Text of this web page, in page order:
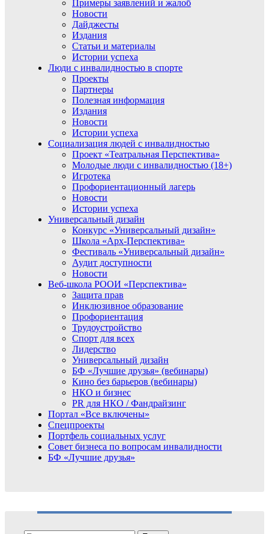
Примеры заявлений и жалоб
Новости
Дайджесты
Издания
Статьи и материалы
Истории успеха
Люди с инвалидностью в спорте
Проекты
Партнеры
Полезная информация
Издания
Новости
Истории успеха
Социализация людей с инвалидностью
Проект «Театральная Перспектива»
Молодые люди с инвалидностью (18+)
Игротека
Профориентационный лагерь
Новости
Истории успеха
Универсальный дизайн
Конкурс «Универсальный дизайн»
Школа «Арх-Перспектива»
Фестиваль «Универсальный дизайн»
Аудит доступности
Новости
Веб-школа РООИ «Перспектива»
Защита прав
Инклюзивное образование
Профориентация
Трудоустройство
Спорт для всех
Лидерство
Универсальный дизайн
БФ «Лучшие друзья» (вебинары)
Кино без барьеров (вебинары)
НКО и бизнес
PR для НКО / Фандрайзинг
Портал «Все включены»
Спецпроекты
Портфель социальных услуг
Совет бизнеса по вопросам инвалидности
БФ «Лучшие друзья»